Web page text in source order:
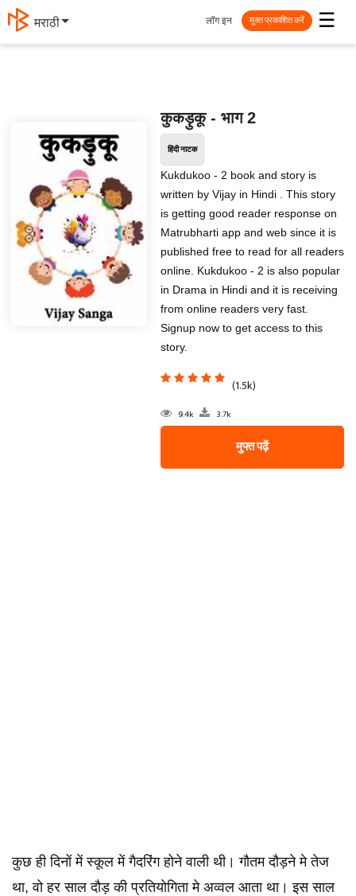
मराठी ☰
लॉग इन मुक्त प्रकाशित करें
कुकड़ुकू - भाग 2
हिंदी नाटक
Kukdukoo - 2 book and story is
written by Vijay in Hindi . This story
is getting good reader response on
Matrubharti app and web since it is
published free to read for all readers
online. Kukdukoo - 2 is also popular
in Drama in Hindi and it is receiving
from online readers very fast.
Signup now to get access to this
story.
(1.5k)
9.4k 3.7k
मुफ्त पढ़ें
कुछ ही दिनों में स्कूल में गैदरिंग होने वाली थी। गौतम दौड़ने मे तेज
था, वो हर साल दौड़ की प्रतियोगिता मे अव्वल आता था। इस साल